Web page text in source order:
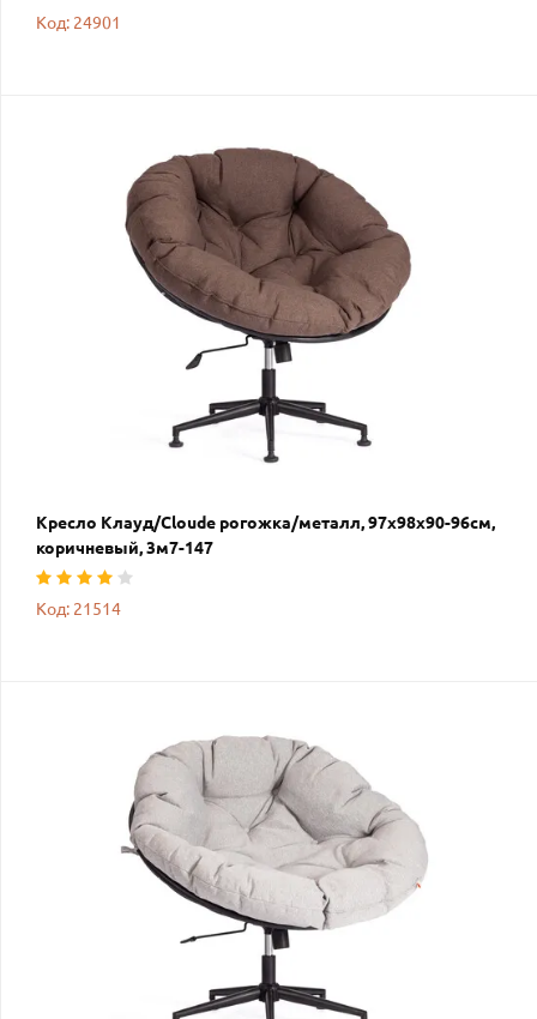
Код: 24901
Кресло Клауд/Cloude рогожка/металл, 97х98х90-96см,
коричневый, 3м7-147
Код: 21514